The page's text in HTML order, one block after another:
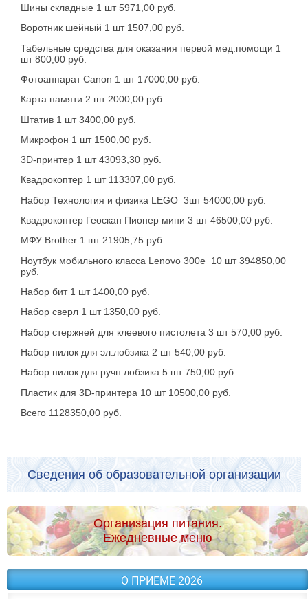
Шины складные 1 шт 5971,00 руб.
Воротник шейный 1 шт 1507,00 руб.
Табельные средства для оказания первой мед.помощи 1
шт 800,00 руб.
Фотоаппарат Canon 1 шт 17000,00 руб.
Карта памяти 2 шт 2000,00 руб.
Штатив 1 шт 3400,00 руб.
Микрофон 1 шт 1500,00 руб.
3D-принтер 1 шт 43093,30 руб.
Квадрокоптер 1 шт 113307,00 руб.
Набор Технология и физика LEGO 3шт 54000,00 руб.
Квадрокоптер Геоскан Пионер мини 3 шт 46500,00 руб.
МФУ Brother 1 шт 21905,75 руб.
Ноутбук мобильного класса Lenovo 300e 10 шт 394850,00
руб.
Набор бит 1 шт 1400,00 руб.
Набор сверл 1 шт 1350,00 руб.
Набор стержней для клеевого пистолета 3 шт 570,00 руб.
Набор пилок для эл.лобзика 2 шт 540,00 руб.
Набор пилок для ручн.лобзика 5 шт 750,00 руб.
Пластик для 3D-принтера 10 шт 10500,00 руб.
Всего 1128350,00 руб.
Сведения об образовательной организации
Организация питания.
Ежедневные меню
О ПРИЕМЕ 2026